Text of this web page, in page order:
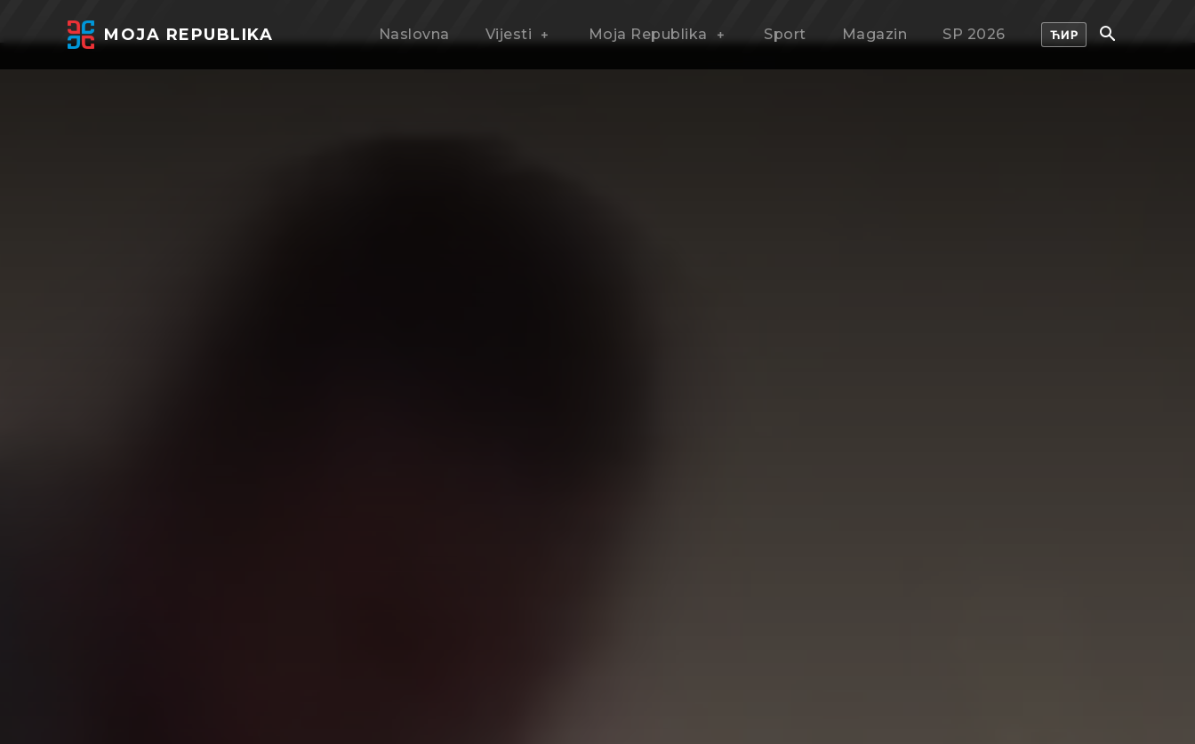
MOJA REPUBLIKA Naslovna Vijesti Moja Republika Sport Magazin SP 2026